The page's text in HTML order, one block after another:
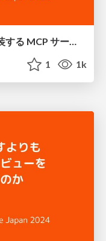
1 1k